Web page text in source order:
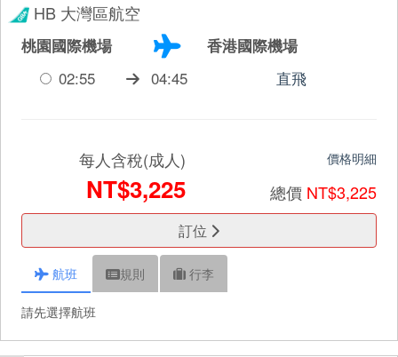
HB 大灣區航空
桃園國際機場
香港國際機場
02:55
04:45 直飛
每人含稅(成人)
NT$3,225
價格明細
總價 NT$3,225
訂位
航班 規則 行李
請先選擇航班